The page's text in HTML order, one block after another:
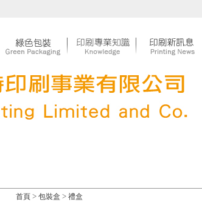
首頁 > 包裝盒 > 禮盒